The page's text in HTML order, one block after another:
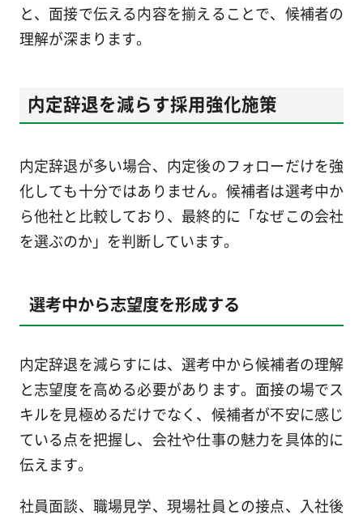
と、面接で伝える内容を揃えることで、候補者の
理解が深まります。
内定辞退を減らす採用強化施策
内定辞退が多い場合、内定後のフォローだけを強
化しても十分ではありません。候補者は選考中か
ら他社と比較しており、最終的に「なぜこの会社
を選ぶのか」を判断しています。
選考中から志望度を形成する
内定辞退を減らすには、選考中から候補者の理解
と志望度を高める必要があります。面接の場でス
キルを見極めるだけでなく、候補者が不安に感じ
ている点を把握し、会社や仕事の魅力を具体的に
伝えます。
社員面談、職場見学、現場社員との接点、入社後